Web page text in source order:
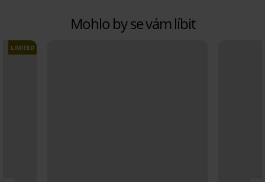
Mohlo by se vám líbit
LIMITED